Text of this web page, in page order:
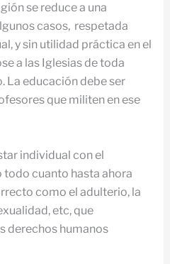
se reduce a una
casos, respetada
y sin utilidad práctica en el
a las Iglesias de toda
La educación debe ser
que militen en ese
individual con el
cuanto hasta ahora
como el adulterio, la
etc, que
derechos humanos